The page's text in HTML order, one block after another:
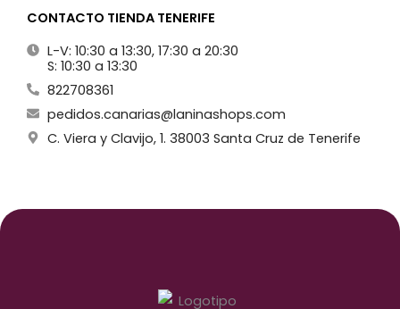
CONTACTO TIENDA TENERIFE
L-V: 10:30 a 13:30, 17:30 a 20:30
S: 10:30 a 13:30
822708361
pedidos.canarias@laninashops.com
C. Viera y Clavijo, 1. 38003 Santa Cruz de Tenerife